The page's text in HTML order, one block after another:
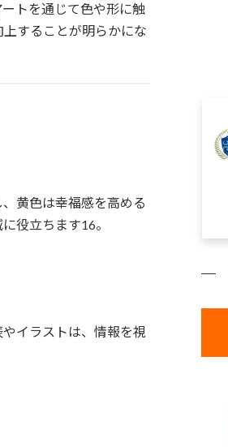
トを通じて色や形に触
することが明らかにな
黄色は幸福感を高める
役立ちます16。
イラストは、情報を視